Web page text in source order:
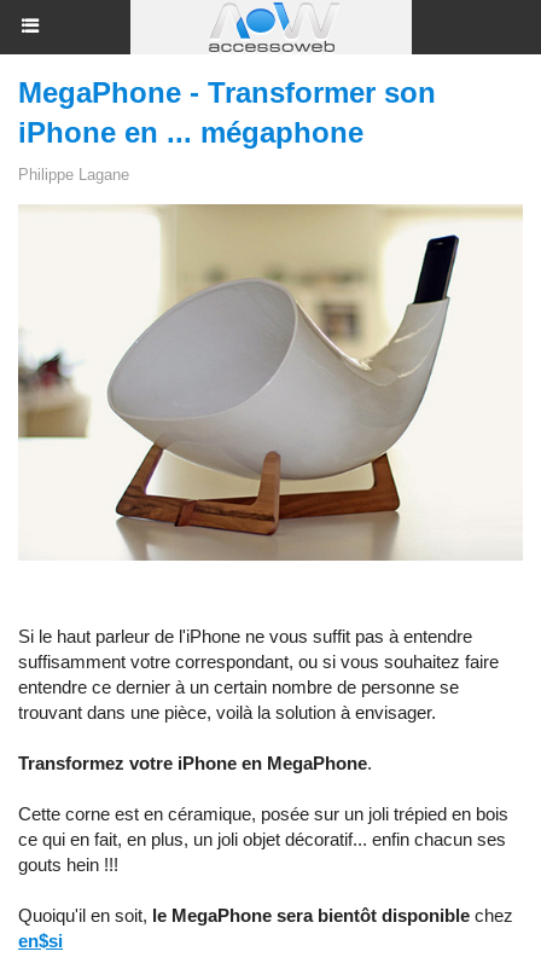
MegaPhone - Transformer son
iPhone en ... mégaphone
Philippe Lagane
Si le haut parleur de l'iPhone ne vous suffit pas à entendre
suffisamment votre correspondant, ou si vous souhaitez faire
entendre ce dernier à un certain nombre de personne se
trouvant dans une pièce, voilà la solution à envisager.
Transformez votre iPhone en MegaPhone.
Cette corne est en céramique, posée sur un joli trépied en bois
ce qui en fait, en plus, un joli objet décoratif... enfin chacun ses
gouts hein !!!
Quoiqu'il en soit, le MegaPhone sera bientôt disponible chez
en$si